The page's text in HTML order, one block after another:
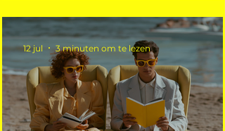
12 jul 3 minuten om te lezen